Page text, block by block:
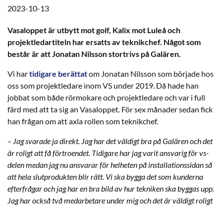
2023-10-13
Vasaloppet är utbytt mot golf, Kalix mot Luleå och
projektledartiteln har ersatts av teknikchef. Något som
består är att Jonatan Nilsson stortrivs på Galären.
Vi hartidigare berättatom Jonatan Nilsson som började hos
oss som projektledare inom VS under 2019. Då hade han
jobbat som både rörmokare och projektledare och var i full
färd med att ta sig an Vasaloppet. För sex månader sedan fick
han frågan om att axla rollen som teknikchef.
– Jag svarade ja direkt. Jag har det väldigt bra på Galären och det
är roligt att få förtroendet. Tidigare har jag varit ansvarig för vs-
delen medan jag nu ansvarar för helheten på installationssidan så
att hela slutprodukten blir rätt. Vi ska bygga det som kunderna
efterfrågar och jag har en bra bild av hur tekniken ska byggas upp.
Jag har också två medarbetare under mig och det är väldigt roligt